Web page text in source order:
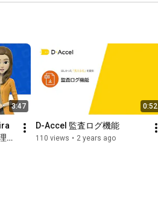
3:47
者
0:52
D-Accel 監査ログ機能
110 views • 2 years ago